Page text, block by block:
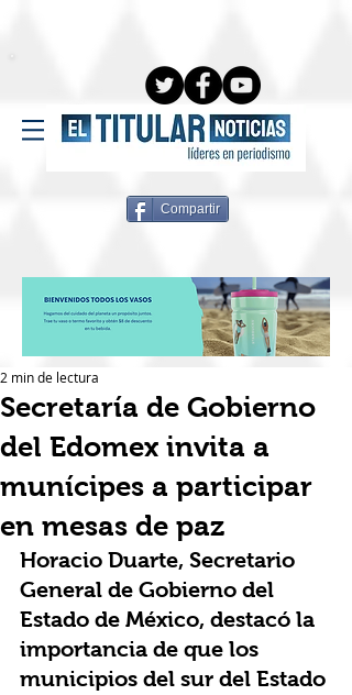
Compartir
Secretaría de Gobierno
del Edomex invita a
munícipes a participar
en mesas de paz
2 min de lectura
Horacio Duarte, Secretario
General de Gobierno del
Estado de México, destacó la
importancia de que los
municipios del sur del Estado